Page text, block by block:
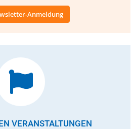
Anmeldung
VERANSTALTUNGEN